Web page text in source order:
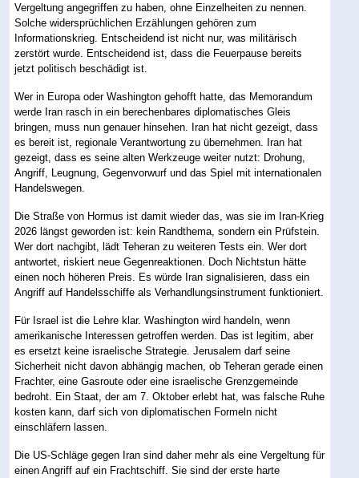
Vergeltung angegriffen zu haben, ohne Einzelheiten zu nennen.
Solche widersprüchlichen Erzählungen gehören zum
Informationskrieg. Entscheidend ist nicht nur, was militärisch
zerstört wurde. Entscheidend ist, dass die Feuerpause bereits
jetzt politisch beschädigt ist.
Wer in Europa oder Washington gehofft hatte, das Memorandum
werde Iran rasch in ein berechenbares diplomatisches Gleis
bringen, muss nun genauer hinsehen. Iran hat nicht gezeigt, dass
es bereit ist, regionale Verantwortung zu übernehmen. Iran hat
gezeigt, dass es seine alten Werkzeuge weiter nutzt: Drohung,
Angriff, Leugnung, Gegenvorwurf und das Spiel mit internationalen
Handelswegen.
Die Straße von Hormus ist damit wieder das, was sie im Iran-Krieg
2026 längst geworden ist: kein Randthema, sondern ein Prüfstein.
Wer dort nachgibt, lädt Teheran zu weiteren Tests ein. Wer dort
antwortet, riskiert neue Gegenreaktionen. Doch Nichtstun hätte
einen noch höheren Preis. Es würde Iran signalisieren, dass ein
Angriff auf Handelsschiffe als Verhandlungsinstrument funktioniert.
Für Israel ist die Lehre klar. Washington wird handeln, wenn
amerikanische Interessen getroffen werden. Das ist legitim, aber
es ersetzt keine israelische Strategie. Jerusalem darf seine
Sicherheit nicht davon abhängig machen, ob Teheran gerade einen
Frachter, eine Gasroute oder eine israelische Grenzgemeinde
bedroht. Ein Staat, der am 7. Oktober erlebt hat, was falsche Ruhe
kosten kann, darf sich von diplomatischen Formeln nicht
einschläfern lassen.
Die US-Schläge gegen Iran sind daher mehr als eine Vergeltung für
einen Angriff auf ein Frachtschiff. Sie sind der erste harte